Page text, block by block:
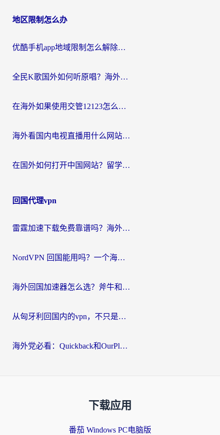
地区限制怎么办
优酷手机app地域限制怎么解除？海外党亲测有效的追剧方案
全民K歌国外如何听原唱？海外党亲测有效的回国加速器选择指南
在海外如果使用交管12123怎么处理？留学生亲测有效的回国加速方案
海外看国内电视直播用什么网站比较好？一篇解决你所有追剧难题的实用指南
在国外如何打开中国网站？留学生与海外华人的无缝访问指南
回国代理vpn
雷霆加速下载免费靠谱吗？海外党选回国加速器的避坑指南（附热门工具对比）
NordVPN 回国能用吗？一个海外用户必须面对的真实困境
海外回国加速器怎么选？斧牛和海龟哪个好？一篇帮你避开坑的实用指南
从匈牙利回国内的vpn，不只是为了刷剧那么简单
海外党必看：Quickback和OurPlay好用吗？3分钟选对回国加速器，无缝刷剧玩游戏
下载应用
番茄 Windows PC电脑版